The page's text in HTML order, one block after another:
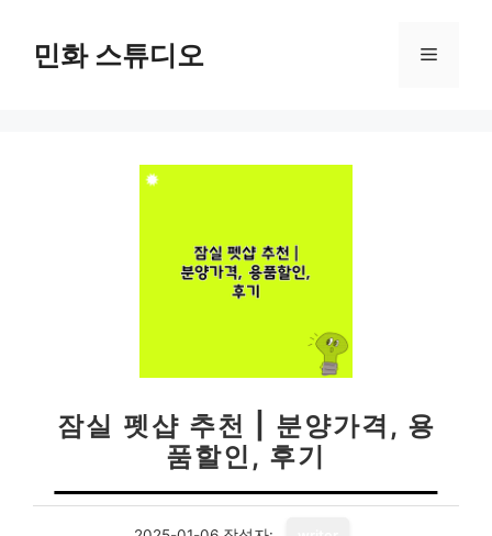
민화 스튜디오 메
잠실 펫샵 추천 | 분양가격, 용
품할인, 후기